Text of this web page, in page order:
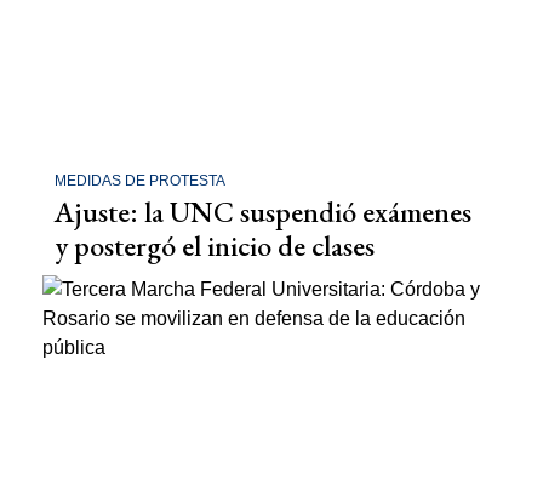
MEDIDAS DE PROTESTA
Ajuste: la UNC suspendió exámenes
y postergó el inicio de clases